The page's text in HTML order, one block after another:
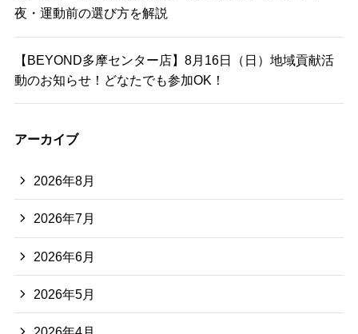
夜・運動前の選び方を解説
【BEYOND多摩センター店】8月16日（日）地域貢献活
動のお知らせ！どなたでも参加OK！
アーカイブ
2026年8月
2026年7月
2026年6月
2026年5月